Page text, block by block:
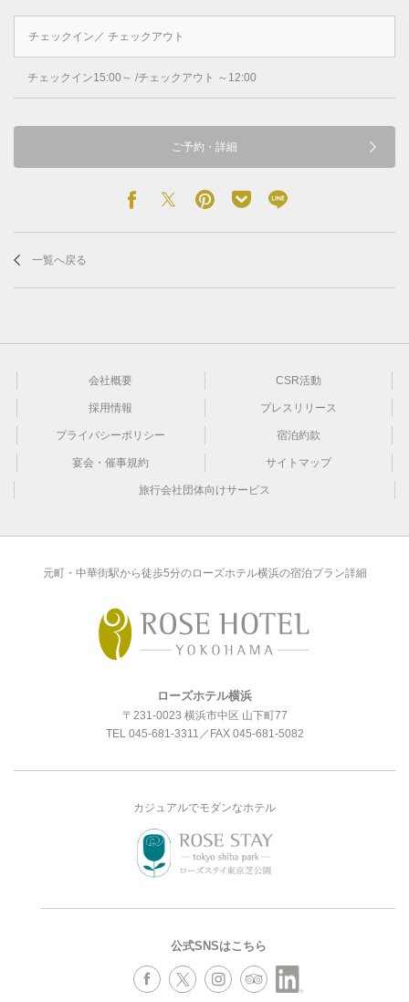
チェックイン／ チェックアウト
チェックイン15:00～ /チェックアウト ～12:00
ご予約・詳細
一覧へ戻る
会社概要 CSR活動
採用情報 プレスリリース
プライバシーポリシー 宿泊約款
宴会・催事規約 サイトマップ
旅行会社団体向けサービス
元町・中華街駅から徒歩5分のローズホテル横浜の宿泊プラン詳細
ローズホテル横浜
〒231-0023 横浜市中区 山下町77
TEL 045-681-3311 ／FAX 045-681-5082
カジュアルでモダンなホテル
公式SNSはこちら